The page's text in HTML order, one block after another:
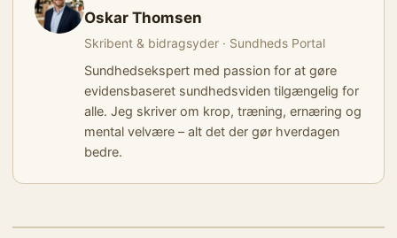
Oskar Thomsen
Skribent & bidragsyder · Sundheds Portal
Sundhedsekspert med passion for at gøre
evidensbaseret sundhedsviden tilgængelig for
alle. Jeg skriver om krop, træning, ernæring og
mental velvære – alt det der gør hverdagen
bedre.